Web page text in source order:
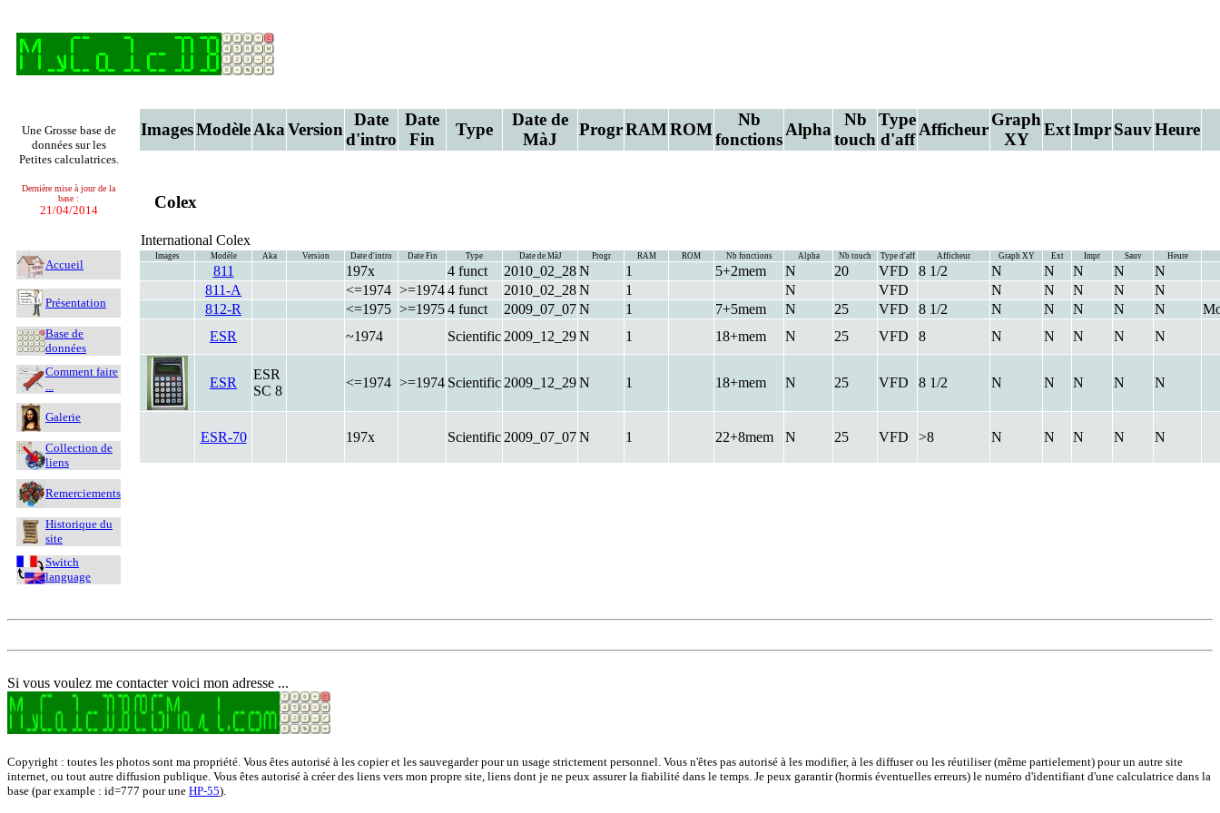
Une Grosse base de
données sur les
Petites calculatrices.
Dernière mise à jour de la
base :
21/04/2014
Accueil
Présentation
Base de
données
Comment faire
...
Galerie
Collection de
liens
Remerciements
Historique du
site
Switch
language
ImagesModèleAkaVersion
Date
d'intro
Date
Fin
Type
Date de
MàJ
ProgrRAMROM
Nb
fonctions
Alpha
Nb
touch
Type
d'aff
Afficheur
Graph
XY
ExtImprSauvHeure
Colex
International Colex
Images Modèle Aka Version Date d'intro Date Fin Type Date de MàJ Progr RAM ROM Nb fonctions Alpha Nb touch Type d'aff Afficheur Graph XY Ext Impr Sauv Heure
811 197x 4 funct 2010_02_28N 1 5+2mem N 20 VFD 8 1/2 N N N N
N
811-A
<=1974 >=19744 funct 2010_02_28N 1 N VFD N N N N
N
812-R
<=1975 >=19754 funct 2009_07_07N 1 7+5mem N 25 VFD 8 1/2 N N N N N
ESR
~1974 Scientific 2009_12_29N 1 18+mem N 25 VFD 8 N N N N N
ESR
ESR
SC 8
<=1974 >=1974 Scientific 2009_12_29N 1 18+mem N 25 VFD 8 1/2 N N N N N
ESR-70 197x Scientific 2009_07_07N 1 22+8mem N 25 VFD >8 N N N N N
Si vous voulez me contacter voici mon adresse ...
Copyright : toutes les photos sont ma propriété. Vous êtes autorisé à les copier et les sauvegarder pour un usage strictement personnel. Vous n'êtes pas autorisé à les modifier, à les diffuser ou les réutiliser (même partielement) pour un autre site
internet, ou tout autre diffusion publique. Vous êtes autorisé à créer des liens vers mon propre site, liens dont je ne peux assurer la fiabilité dans le temps. Je peux garantir (hormis éventuelles erreurs) le numéro d'identifiant d'une calculatrice dans la
base (par example : id=777 pour une HP-55).